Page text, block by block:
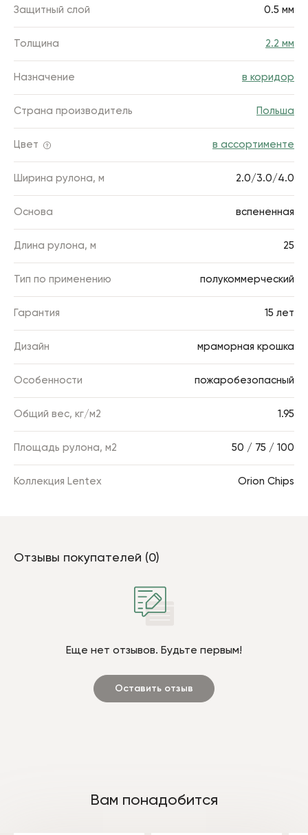
Защитный слой 0.5 мм
Толщина 2.2 мм
Назначение в коридор
Страна производитель Польша
Цвет в ассортименте
Ширина рулона, м 2.0/3.0/4.0
Основа вспененная
Длина рулона, м 25
Тип по применению полукоммерческий
Гарантия 15 лет
Дизайн мраморная крошка
Особенности пожаробезопасный
Общий вес, кг/м2 1.95
Площадь рулона, м2 50 / 75 / 100
Коллекция Lentex Orion Chips
Отзывы покупателей (0)
Еще нет отзывов. Будьте первым!
Оставить отзыв
Вам понадобится